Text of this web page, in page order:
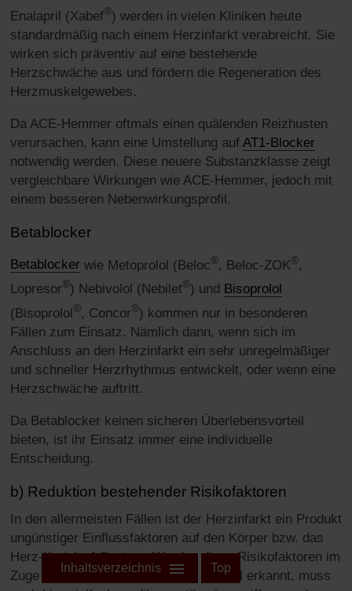
Enalapril (Xabef®) werden in vielen Kliniken heute
standardmäßig nach einem Herzinfarkt verabreicht. Sie
wirken sich präventiv auf eine bestehende
Herzschwäche aus und fördern die Regeneration des
Herzmuskelgewebes.
Da ACE-Hemmer oftmals einen quälenden Reizhusten
verursachen, kann eine Umstellung auf AT1-Blocker
notwendig werden. Diese neuere Substanzklasse zeigt
vergleichbare Wirkungen wie ACE-Hemmer, jedoch mit
einem besseren Nebenwirkungsprofil.
Betablocker
Betablocker wie Metoprolol (Beloc®, Beloc-ZOK®,
Lopresor®) Nebivolol (Nebilet®) und Bisoprolol
(Bisoprolol®, Concor®) kommen nur in besonderen
Fällen zum Einsatz. Nämlich dann, wenn sich im
Anschluss an den Herzinfarkt ein sehr unregelmäßiger
und schneller Herzrhythmus entwickelt, oder wenn eine
Herzschwäche auftritt.
Da Betablocker keinen sicheren Überlebensvorteil
bieten, ist ihr Einsatz immer eine individuelle
Entscheidung.
b) Reduktion bestehender Risikofaktoren
In den allermeisten Fällen ist der Herzinfarkt ein Produkt
ungünstiger Einflussfaktoren auf den Körper bzw. das
Herz-Kreislauf-System. Werden diese Risikofaktoren im
Zuge des Herzinfarktes zum ersten Mal erkannt, muss
Inhaltsverzeichnis Top